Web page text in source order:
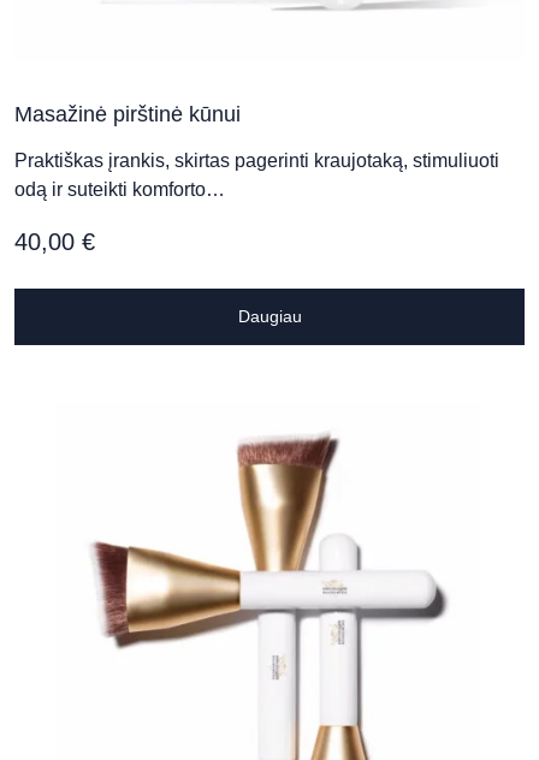
Masažinė pirštinė kūnui
Praktiškas įrankis, skirtas pagerinti kraujotaką, stimuliuoti
odą ir suteikti komforto…
40,00 €
Daugiau